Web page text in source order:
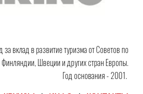
за вклад в развитие туризма от Советов по
Швеции и других стран Европы.
Год основания - 2001.